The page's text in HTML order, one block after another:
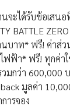
นจะได้รับข้อเสน
BATTLE
บาท* ฟรี! ค่าส่ว
ไฟฟ้า* ฟรี! ทุกค่
มกว่า 600,000
มูลค่า
ารจอง